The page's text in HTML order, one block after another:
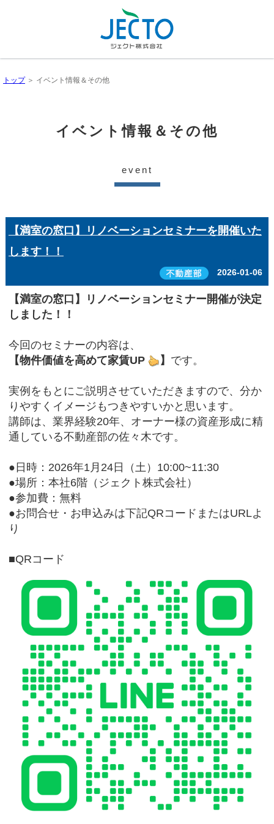
トップ＞ イベント情報＆その他
イベント情報＆その他
event
【満室の窓口】リノベーションセミナーを開催いた
します！！
2026-01-06
【満室の窓口】リノベーションセミナー開催が決定
しました！！
今回のセミナーの内容は、
【物件価値を高めて家賃UP
】 です。
実例をもとにご説明させていただきますので、分か
りやすくイメージもつきやすいかと思います。
講師は、業界経験20年、オーナー様の資産形成に精
通している不動産部の佐々木です。
●日時：2026年1月24日（土）10:00~11:30
●場所：本社6階（ジェクト株式会社）
●参加費：無料
●お問合せ・お申込みは下記QRコードまたはURLよ
り
■QRコード